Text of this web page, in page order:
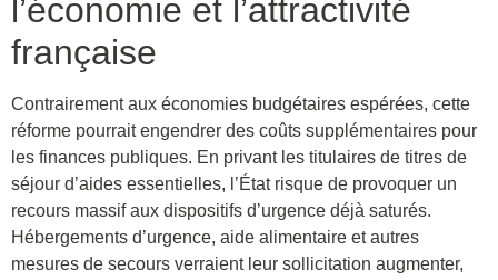
l’économie et l’attractivité
française
Contrairement aux économies budgétaires espérées, cette
réforme pourrait engendrer des coûts supplémentaires pour
les finances publiques. En privant les titulaires de titres de
séjour d’aides essentielles, l’État risque de provoquer un
recours massif aux dispositifs d’urgence déjà saturés.
Hébergements d’urgence, aide alimentaire et autres
mesures de secours verraient leur sollicitation augmenter,